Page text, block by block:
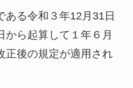
ある令和３年12月31日
から起算して１年６月
正後の規定が適用され